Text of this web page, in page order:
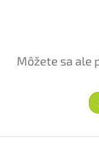
Môžete sa ale